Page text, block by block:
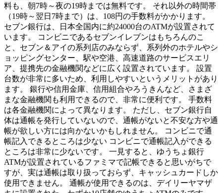
料も、朝7時～夜の19時までは無料です。 それ以外の時間帯
（19時～翌日7時まで）は、108円の手数料がかかります。
セブン銀行は、日本全国内に約24000台のATMが設置されて
います。 コンビニであるセブンイレブンはもちろんのこ
と、セブン＆アイの系列店のみならず、系列外のホテルやシ
ョッピングセンター、駅や空港、高速道路のサービスエリ
ア、提携先の金融機関などに広く設置されています。 設置
台数が非常に多いため、利用しやすいというメリットがあり
ます。 銀行や信用金庫、信用組合やろうきんなど、さまざ
まな金融機関も利用できるので、非常に便利です。 手数料
は各金融機関によって異なります。 ただし、セブン銀行自
体は通帳を発行していないので、通帳がないと不安な方や通
帳が欲しい方には向かないかもしれません。 コンビニで通
帳記入できるところは少ない コンビニで通帳記入ができる
ところは非常に少ないです。 一見すると、ゆうちょ銀行
ATMが設置されているファミマで記帳できると思いがちで
すが、実は通帳は取り扱っておらず、キャッシュカードしか
使用できません。 通帳が使用できるのは、デイリーヤマザ